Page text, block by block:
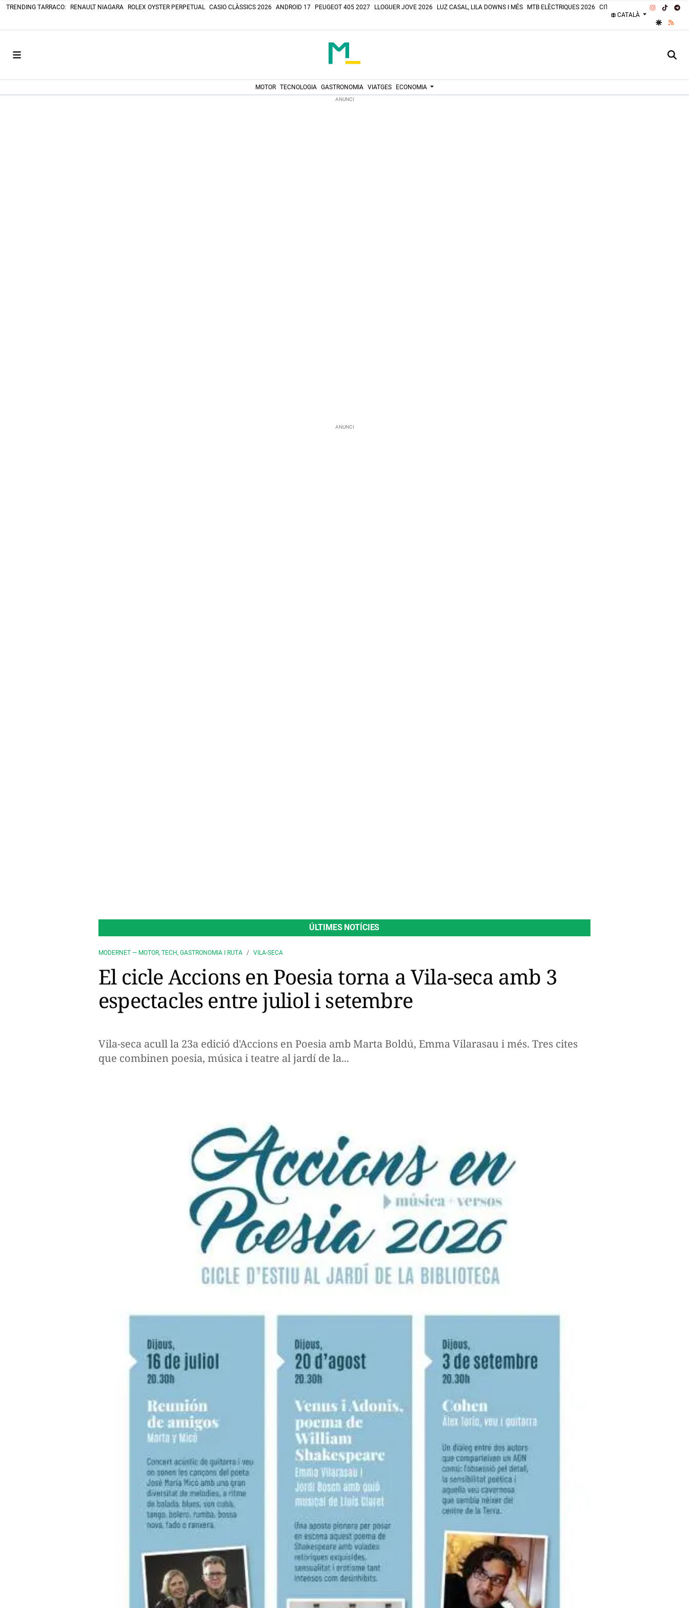
TRENDING TARRACO: RENAULT NIAGARA ROLEX OYSTER PERPETUAL CASIO CLÀSSICS 2026 ANDROID 17 PEUGEOT 405 2027 LLOGUER JOVE 2026 LUZ CASAL, LILA DOWNS I MÉS MTB ELÈCTRIQUES 2026 CITROËN 2CV 2026
PLATGES
CATALÀ
INSTAGRAM
TIKTOK
GOOGLE
RSS
MOTOR TECNOLOGIA GASTRONOMIA VIATGES ECONOMIA
ÚLTIMES NOTÍCIES
MODERNET — MOTOR, TECH, GASTRONOMIA I RUTA VILA-SECA
El cicle Accions en Poesia torna a Vila-seca amb 3
espectacles entre juliol i setembre
Vila-seca acull la 23a edició d'Accions en Poesia amb Marta Boldú, Emma Vilarasau i més. Tres cites
que combinen poesia, música i teatre al jardí de la...